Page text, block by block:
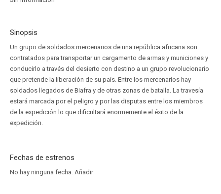
Sinopsis
Un grupo de soldados mercenarios de una república africana son
contratados para transportar un cargamento de armas y municiones y
conducirlo a través del desierto con destino a un grupo revolucionario
que pretende la liberación de su país. Entre los mercenarios hay
soldados llegados de Biafra y de otras zonas de batalla. La travesía
estará marcada por el peligro y por las disputas entre los miembros
de la expedición lo que dificultará enormemente el éxito de la
expedición.
Fechas de estrenos
No hay ninguna fecha. Añadir